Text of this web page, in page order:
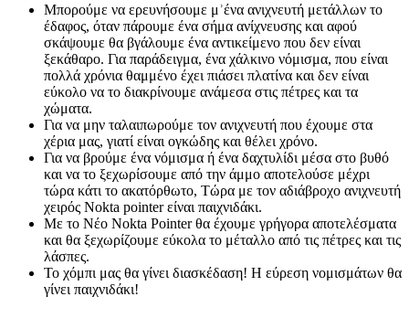
Μπορούμε να ερευνήσουμε μʾένα ανιχνευτή μετάλλων το
έδαφος, όταν πάρουμε ένα σήμα ανίχνευσης και αφού
σκάψουμε θα βγάλουμε ένα αντικείμενο που δεν είναι
ξεκάθαρο. Για παράδειγμα, ένα χάλκινο νόμισμα, που είναι
πολλά χρόνια θαμμένο έχει πιάσει πλατίνα και δεν είναι
εύκολο να το διακρίνουμε ανάμεσα στις πέτρες και τα
χώματα.
Για να μην ταλαιπωρούμε τον ανιχνευτή που έχουμε στα
χέρια μας, γιατί είναι ογκώδης και θέλει χρόνο.
Για να βρούμε ένα νόμισμα ή ένα δαχτυλίδι μέσα στο βυθό
και να το ξεχωρίσουμε από την άμμο αποτελούσε μέχρι
τώρα κάτι το ακατόρθωτο, Τώρα με τον αδιάβροχο ανιχνευτή
χειρός Nokta pointer είναι παιχνιδάκι.
Με το Νέο Nokta Pointer θα έχουμε γρήγορα αποτελέσματα
και θα ξεχωρίζουμε εύκολα το μέταλλο από τις πέτρες και τις
λάσπες.
Το χόμπι μας θα γίνει διασκέδαση! Η εύρεση νομισμάτων θα
γίνει παιχνιδάκι!